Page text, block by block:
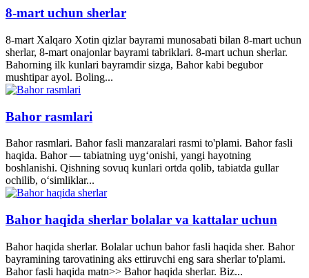
8-mart uchun sherlar
8-mart Xalqaro Xotin qizlar bayrami munosabati bilan 8-mart uchun
sherlar, 8-mart onajonlar bayrami tabriklari. 8-mart uchun sherlar.
Bahorning ilk kunlari bayramdir sizga, Bahor kabi begubor
mushtipar ayol. Boling...
Bahor rasmlari
Bahor rasmlari. Bahor fasli manzaralari rasmi to'plami. Bahor fasli
haqida. Bahor — tabiatning uyg‘onishi, yangi hayotning
boshlanishi. Qishning sovuq kunlari ortda qolib, tabiatda gullar
ochilib, o‘simliklar...
Bahor haqida sherlar bolalar va kattalar uchun
Bahor haqida sherlar. Bolalar uchun bahor fasli haqida sher. Bahor
bayramining tarovatining aks ettiruvchi eng sara sherlar to'plami.
Bahor fasli haqida matn>> Bahor haqida sherlar. Biz...